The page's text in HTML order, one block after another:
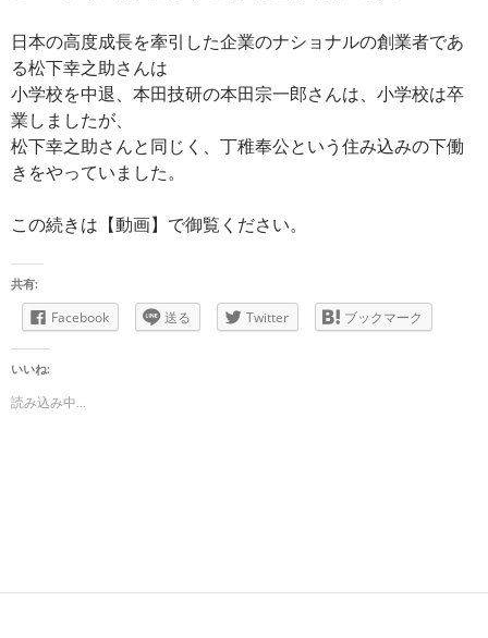
日本の高度成長を牽引した企業のナショナルの創業者であ
る松下幸之助さんは
小学校を中退、本田技研の本田宗一郎さんは、小学校は卒
業しましたが、
松下幸之助さんと同じく、丁稚奉公という住み込みの下働
きをやっていました。
この続きは【動画】で御覧ください。
共有:
Facebook 送る Twitter ブックマーク
いいね:
読み込み中...